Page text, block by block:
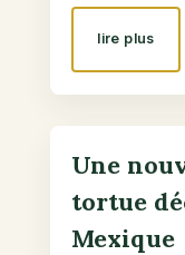
lire plus
Une
tortue
Mexique